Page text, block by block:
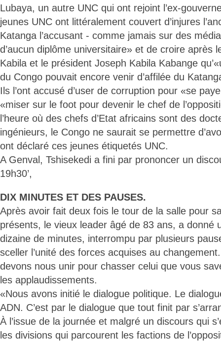
Lubaya, un autre UNC qui ont rejoint l’ex-
jeunes UNC ont littéralement couvert d’injures
Katanga l’accusant - comme jamais sur des
d’aucun diplôme universitaire» et de croire après
Kabila et le président Joseph Kabila Kabange
du Congo pouvait encore venir d’affilée du
Ils l’ont accusé d’user de corruption pour «se
«miser sur le foot pour devenir le chef de
l’heure où des chefs d’Etat africains sont des
ingénieurs, le Congo ne saurait se permettre
ont déclaré ces jeunes étiquetés UNC.
A Genval, Tshisekedi a fini par prononcer un
19h30’,
DIX MINUTES ET DES PAUSES.
Après avoir fait deux fois le tour de la salle pour
présents, le vieux leader âgé de 83 ans, a donné
dizaine de minutes, interrompu par plusieurs
sceller l’unité des forces acquises au
devons nous unir pour chasser celui que vous
les applaudissements.
«Nous avons initié le dialogue politique. Le
ADN. C’est par le dialogue que tout finit par
À l’issue de la journée et malgré un discours qui
les divisions qui parcourent les factions de